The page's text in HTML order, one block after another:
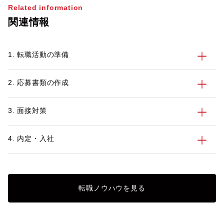
Related information
関連情報
1. 転職活動の準備
2. 応募書類の作成
3. 面接対策
4. 内定・入社
転職ノウハウを見る